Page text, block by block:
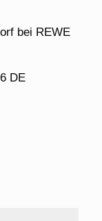
bei REWE
DE